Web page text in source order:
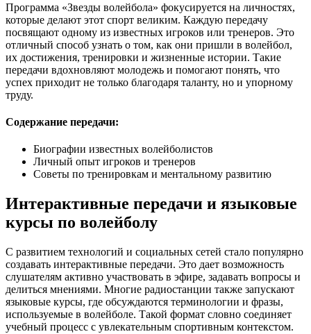
Программа «Звезды волейбола» фокусируется на личностях,
которые делают этот спорт великим. Каждую передачу
посвящают одному из известных игроков или тренеров. Это
отличный способ узнать о том, как они пришли в волейбол,
их достижения, тренировки и жизненные истории. Такие
передачи вдохновляют молодежь и помогают понять, что
успех приходит не только благодаря таланту, но и упорному
труду.
Содержание передачи:
Биографии известных волейболистов
Личный опыт игроков и тренеров
Советы по тренировкам и ментальному развитию
Интерактивные передачи и языковые
курсы по волейболу
С развитием технологий и социальных сетей стало популярно
создавать интерактивные передачи. Это дает возможность
слушателям активно участвовать в эфире, задавать вопросы и
делиться мнениями. Многие радиостанции также запускают
языковые курсы, где обсуждаются терминологии и фразы,
используемые в волейболе. Такой формат словно соединяет
учебный процесс с увлекательным спортивным контекстом.